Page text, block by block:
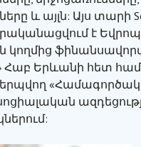
և այլն: Այս տարի
է
կողմից
Հաբ Երևանի հետ